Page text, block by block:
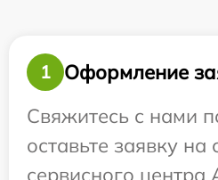
1
Оформление
Свяжитесь с нами
оставьте заявку на
сервисного центра